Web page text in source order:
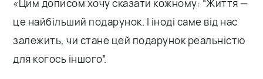
«Цим дописом хочу сказати кожному: “Життя —
це найбільший подарунок. І іноді саме від нас
залежить, чи стане цей подарунок реальністю
для когось іншого”.